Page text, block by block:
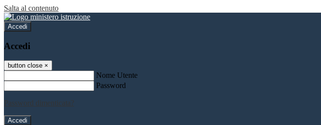
Salta al contenuto
Accedi
Accedi
button close ×
Nome Utente
Password
Password dimenticata?